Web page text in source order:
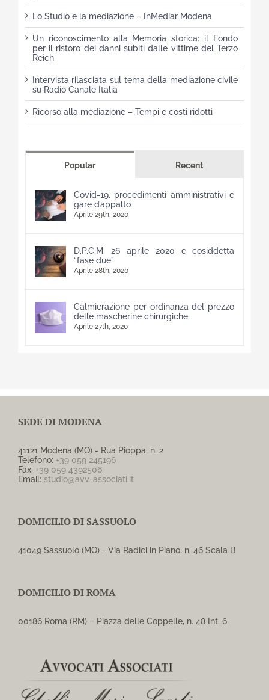
Lo Studio e la mediazione – InMediar Modena
Un riconoscimento alla Memoria storica: il Fondo
per il ristoro dei danni subiti dalle vittime del Terzo
Reich
Intervista rilasciata sul tema della mediazione civile
su Radio Canale Italia
Ricorso alla mediazione – Tempi e costi ridotti
Popular Recent
Covid-19, procedimenti amministrativi e
gare d’appalto
Aprile 29th, 2020
D.P.C.M. 26 aprile 2020 e cosiddetta
“fase due”
Aprile 28th, 2020
Calmierazione per ordinanza del prezzo
delle mascherine chirurgiche
Aprile 27th, 2020
SEDE DI MODENA
41121 Modena (MO) - Rua Pioppa, n. 2
Telefono: +39 059 245196
Fax: +39 059 4392506
Email: studio@avv-associati.it
DOMICILIO DI SASSUOLO
41049 Sassuolo (MO) - Via Radici in Piano, n. 46 Scala B
DOMICILIO DI ROMA
00186 Roma (RM) – Piazza delle Coppelle, n. 48 Int. 6